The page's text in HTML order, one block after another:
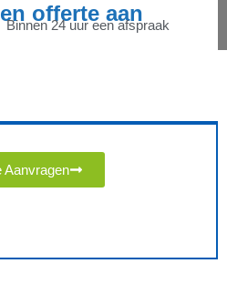
offerte aan
Binnen 24 uur een afspraak
Aanvragen